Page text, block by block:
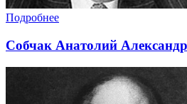
Подробнее
Собчак Анатолий